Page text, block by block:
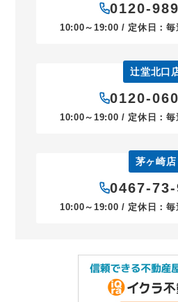
0120-
10:00～19:00 / 定休日：毎
辻堂北口
0120-
10:00～19:00 / 定休日：毎
茅ヶ崎店
0467-
10:00～19:00 / 定休日：毎